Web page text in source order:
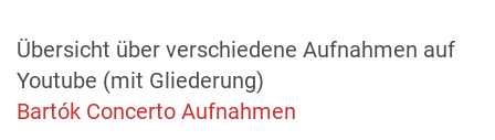
Übersicht über verschiedene Aufnahmen auf
Youtube (mit Gliederung)
Bartók Concerto Aufnahmen